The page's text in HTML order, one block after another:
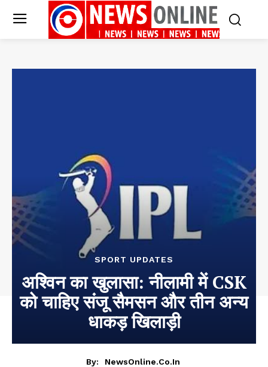
SPORT UPDATES
अश्विन का खुलासा: नीलामी में CSK
को चाहिए संजू सैमसन और तीन अन्य
धाकड़ खिलाड़ी
By:
NewsOnline.co.in